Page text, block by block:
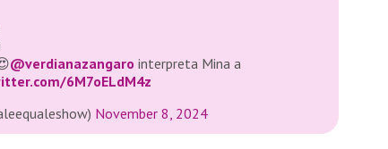
@verdianazangaro interpreta Mina a
6M7oELdM4z
November 8, 2024